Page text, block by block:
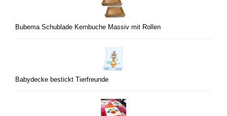
Bubema Schublade Kernbuche Massiv mit Rollen
Babydecke bestickt Tierfreunde